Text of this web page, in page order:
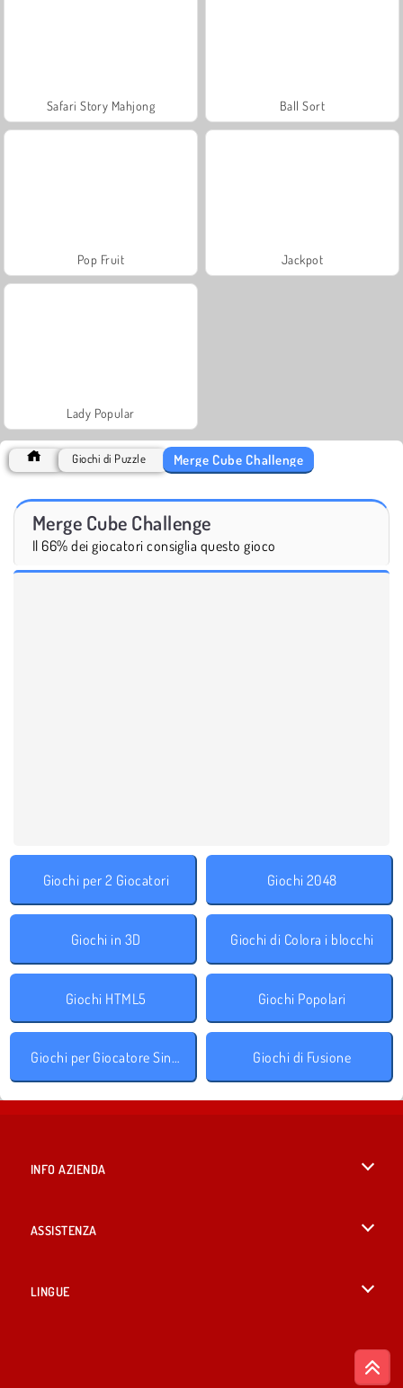
Safari Story Mahjong Ball Sort
Pop Fruit Jackpot
Lady Popular
Giochi di Puzzle Merge Cube Challenge
Merge Cube Challenge
Il 66% dei giocatori consiglia questo gioco
Giochi per 2 Giocatori Giochi 2048
Giochi in 3D Giochi di Colora i blocchi
Giochi HTML5 Giochi Popolari
Giochi per Giocatore Singolo Giochi di Fusione
INFO AZIENDA
ASSISTENZA
LINGUE